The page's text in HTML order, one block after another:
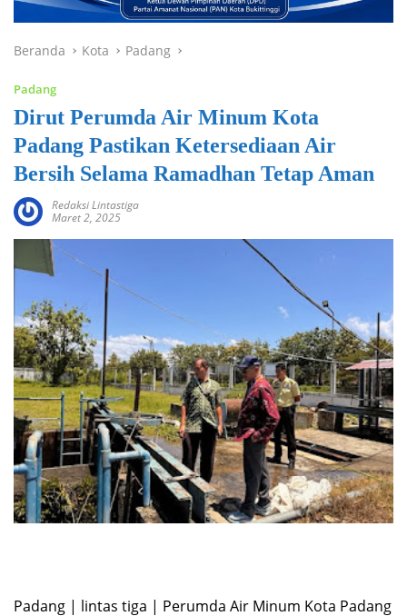
Beranda Kota Padang
Padang
Dirut Perumda Air Minum Kota
Padang Pastikan Ketersediaan Air
Bersih Selama Ramadhan Tetap Aman
Redaksi Lintastiga
Maret 2, 2025
Padang | lintas tiga | Perumda Air Minum Kota Padang